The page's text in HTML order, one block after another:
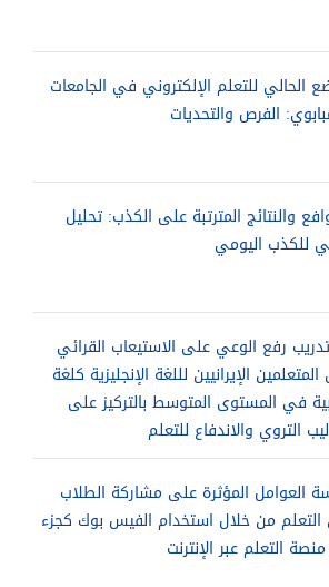
الحالي للتعلم الإلكتروني في الجامعات
الفرص والتحديات
والنتائج المترتبة على الكذب: تحليل
للكذب اليومي
رفع الوعي على الاستيعاب القرائي
الإيرانيين لللغة الإنجليزية كلغة
في المستوى المتوسط بالتركيز على
التروي والاندفاع للتعلم
العوامل المؤثرة على مشاركة الطلاب
من خلال استخدام الفيس بوك كجزء
التعلم عبر الإنترنت